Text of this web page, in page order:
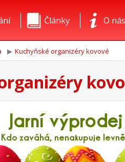
O nás
Články
Kuchyňské organizéry kovové